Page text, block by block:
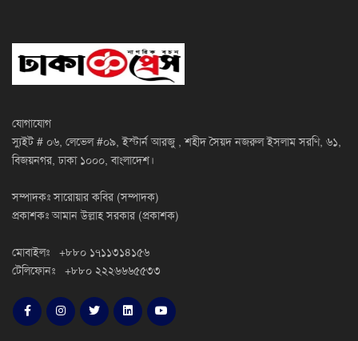
যোগাযোগ
স্যুইট # ০৬, লেভেল #০৯, ইস্টার্ন আরজু , শহীদ সৈয়দ নজরুল ইসলাম সরণি, ৬১,
বিজয়নগর, ঢাকা ১০০০, বাংলাদেশ।
সম্পাদকঃ সারোয়ার কবির (সম্পাদক)
প্রকাশকঃ আমান উল্লাহ সরকার (প্রকাশক)
মোবাইলঃ +৮৮০ ১৭১১৩১৪১৫৬
টেলিফোনঃ +৮৮০ ২২২৬৬৬৫৫৩৩